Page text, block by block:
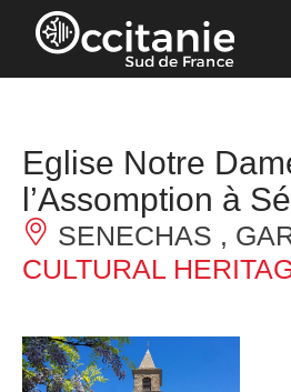
Cookies management panel
Eglise Notre
l’Assomption à
SENECHAS ,
CULTURAL